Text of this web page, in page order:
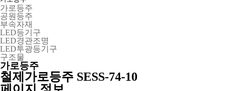
가로등주
공원등주
부속자재
LED등기구
LED경관조명
LED투광등기구
구조물
가로등주
철제가로등주 SESS-74-10